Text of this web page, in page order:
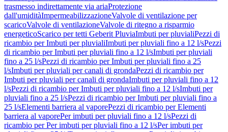
trasmesso indirettamente via ariaProtezione
dall'umiditàImpermeabilizzazioneValvole di ventilazione per
scaricoValvole di ventilazioneValvole di ritegno a risparmio
energeticoScarico per tetti Geberit PluviaImbuti per pluvialiPezzi di
ricambio per Imbuti per pluvialiImbuti per pluviali fino a 12 l/sPezzi
di ricambio per Imbuti per pluviali fino a 12 l/sImbuti per pluviali
fino a 25 l/sPezzi di ricambio per Imbuti per pluviali fino a 25
l/sImbuti per pluviali per canali di grondaPezzi di ricambio per
Imbuti per pluviali per canali di grondaImbuti per pluviali fino a 12
l/sPezzi di ricambio per Imbuti per pluviali fino a 12 l/sImbuti per
pluviali fino a 25 l/sPezzi di ricambio per Imbuti per pluviali fino a
25 l/sElementi barriera al vaporePezzi di ricambio per Elementi
barriera al vaporePer imbuti per pluviali fino a 12 l/sPezzi di
ricambio per Per imbuti per pluviali fino a 12 l/sPer imbuti per